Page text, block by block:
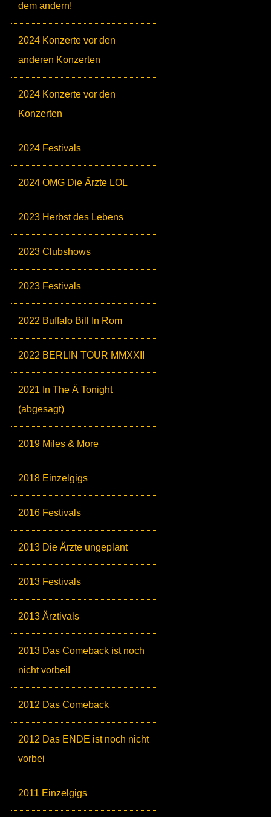
dem andern!
2024 Konzerte vor den
anderen Konzerten
2024 Konzerte vor den
Konzerten
2024 Festivals
2024 OMG Die Ärzte LOL
2023 Herbst des Lebens
2023 Clubshows
2023 Festivals
2022 Buffalo Bill In Rom
2022 BERLIN TOUR MMXXII
2021 In The Ä Tonight
(abgesagt)
2019 Miles & More
2018 Einzelgigs
2016 Festivals
2013 Die Ärzte ungeplant
2013 Festivals
2013 Ärztivals
2013 Das Comeback ist noch
nicht vorbei!
2012 Das Comeback
2012 Das ENDE ist noch nicht
vorbei
2011 Einzelgigs